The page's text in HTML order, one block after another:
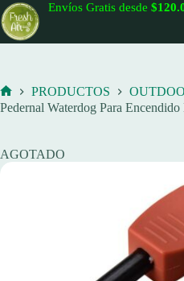
Saltar
al
contenido
Envíos Gratis desde
Inicio
PRODUCTOS
Pedernal Waterdog Para
AGOTADO